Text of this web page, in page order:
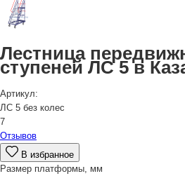
Лестница
ступеней ЛС 5 в
Артикул:
ЛС 5 без колес
7
Отзывов
В избранное
Размер платформы, мм